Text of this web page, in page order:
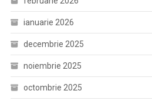
ianuarie 2026
decembrie 2025
noiembrie 2025
octombrie 2025